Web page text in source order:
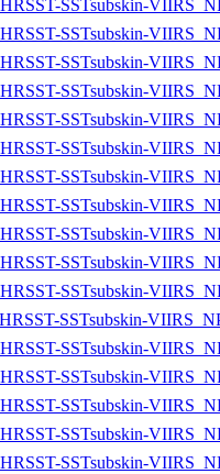
SSTsubskin-
SSTsubskin-
SSTsubskin-
SSTsubskin-
SSTsubskin-
SSTsubskin-
SSTsubskin-
SSTsubskin-
SSTsubskin-
SSTsubskin-
SSTsubskin-
SSTsubskin-
SSTsubskin-
SSTsubskin-
SSTsubskin-
SSTsubskin-
SSTsubskin-